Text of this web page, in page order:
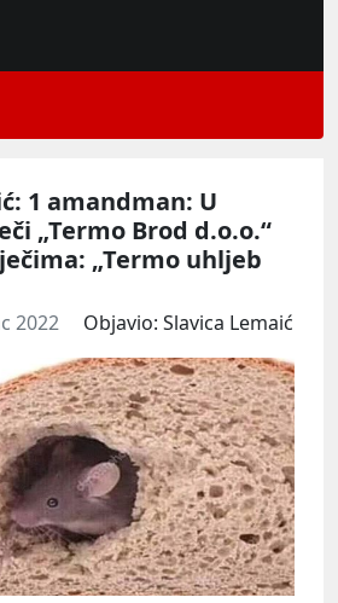
1 amandman: U
„Termo Brod d.o.o.“
„Termo uhljeb
2022 Objavio: Slavica Lemaić